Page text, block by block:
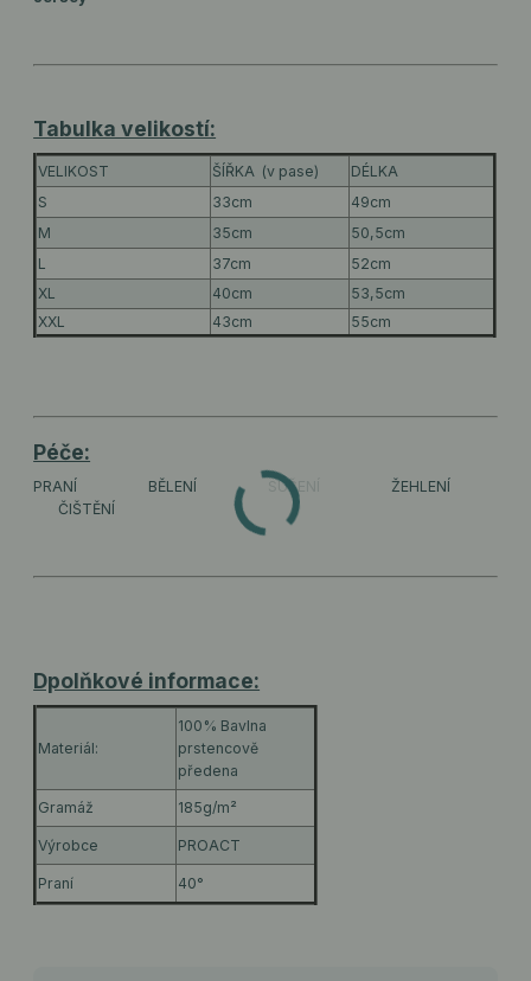
Tabulka velikostí:
VELIKOST ŠÍŘKA (v pase)
DÉLKA
S
33cm
49cm
M
35cm
50,5cm
L
37cm
52cm
XL
40cm
53,5cm
XXL
43cm 55cm
Péče:
PRANÍ BĚLENÍ SUŠENÍ
ŽEHLENÍ
ČIŠTĚNÍ
Dpolňkové informace:
Materiál:
100% Bavlna
prstencově
předena
Gramáž 185g/m²
Výrobce PROACT
Praní 40°